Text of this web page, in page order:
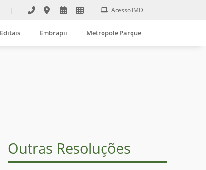
| Acesso IMD
Editais Embrapii Metrópole Parque
Outras Resoluções